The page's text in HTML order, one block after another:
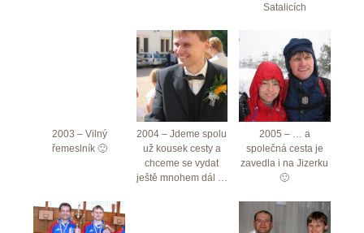
Satalicích
2003 – Vilný
řemeslník 🙂
2004 – Jdeme spolu
už kousek cesty a
chceme se vydat
ještě mnohem dál …
2005 – … a
společná cesta je
zavedla i na Jizerku
🙂